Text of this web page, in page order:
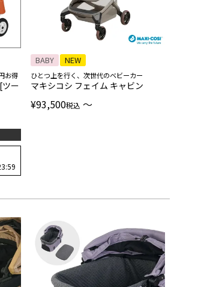
お得
ー
BABY NEW
ひとつ上を行く、次世代のベビーカー
マキシコシ フェイム キャビン
¥93,500税込 〜